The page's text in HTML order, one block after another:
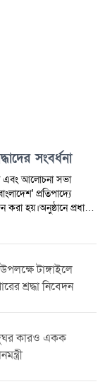
সংবর্ধনা
এবং আলোচনা সভা
প্রতিপাদ্যে
হয়।অনুষ্ঠানে প্রধান
এবং মৎস্য ও
তাঁদের আত্মত্যাগ
ধারণ করে একটি
ঐক্যবদ্ধভাবে কাজ
ও জুলাই যোদ্ধাদের
রাজনৈতিক
উপস্থিত ছিলেন।
প্রজন্মের মাঝে
সম্মিলিতভাবে
টাঙ্গাইলে
শ্রদ্ধা নিবেদন
কারও একক